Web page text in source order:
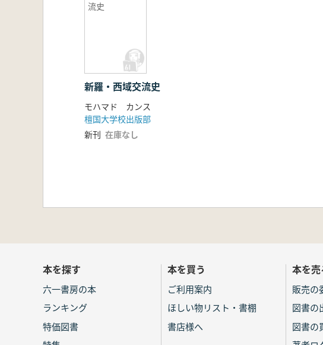
流史
新羅・西域交流史
モハマド カンス
檀国大学校出版部
新刊 在庫なし
本を探す
六一書房の本
ランキング
特価図書
本を買う
ご利用案内
ほしい物リスト・書棚
書店様へ
本を
販売の
図書の
図書の